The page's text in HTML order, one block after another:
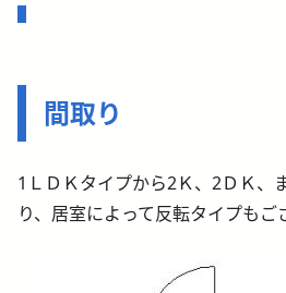
間取り
1ＬＤＫタイプから2Ｋ、2ＤＫ、
り、居室によって反転タイプもご